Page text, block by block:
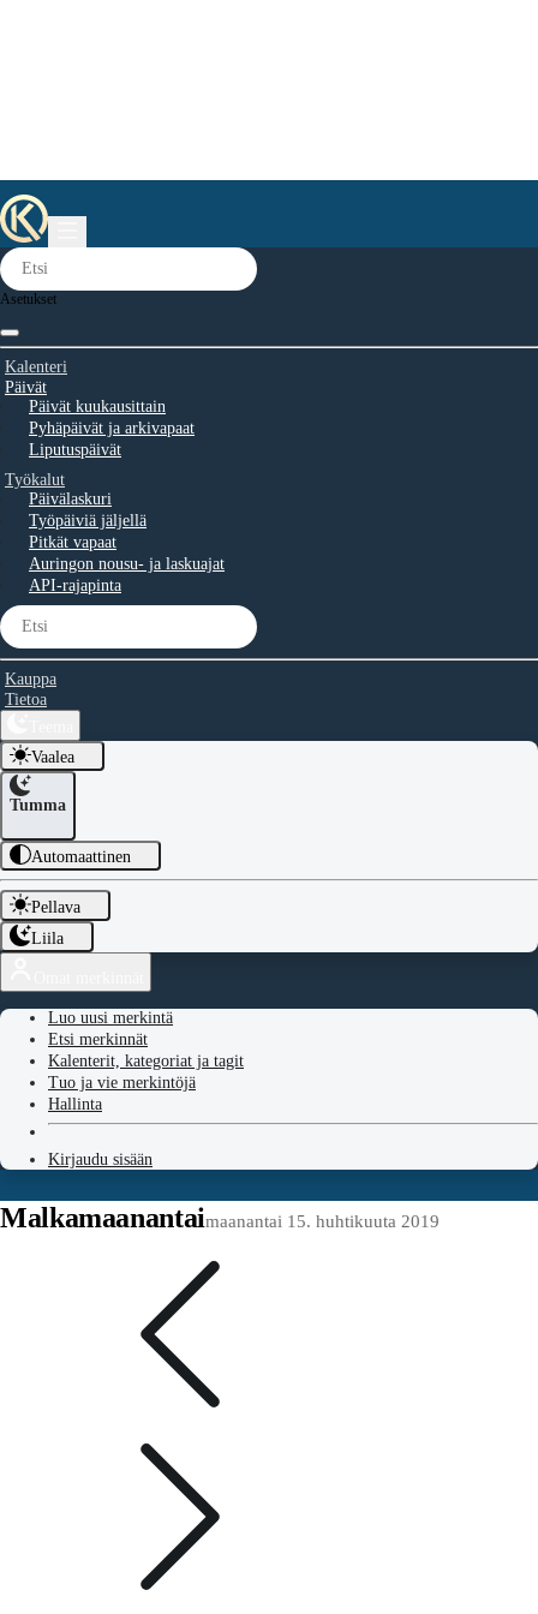
Asetukset
Kalenteri
Päivät
Päivät kuukausittain
Pyhäpäivät ja arkivapaat
Liputuspäivät
Työkalut
Päivälaskuri
Työpäiviä jäljellä
Pitkät vapaat
Auringon nousu- ja laskuajat
API-rajapinta
Kauppa
Tietoa
Vaalea
Tumma
Automaattinen
Pellava
Liila
Luo uusi merkintä
Etsi merkinnät
Kalenterit, kategoriat ja tagit
Tuo ja vie merkintöjä
Hallinta
Kirjaudu sisään
Malkamaanantaimaanantai 15. huhtikuuta 2019